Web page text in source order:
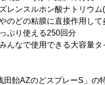
ズレンスルホン酸ナトリウ
のどの粘膜に直接作用し
っぷり使える250回分
んなで使用できる大容量タ
田飴AZのどスプレーS」の